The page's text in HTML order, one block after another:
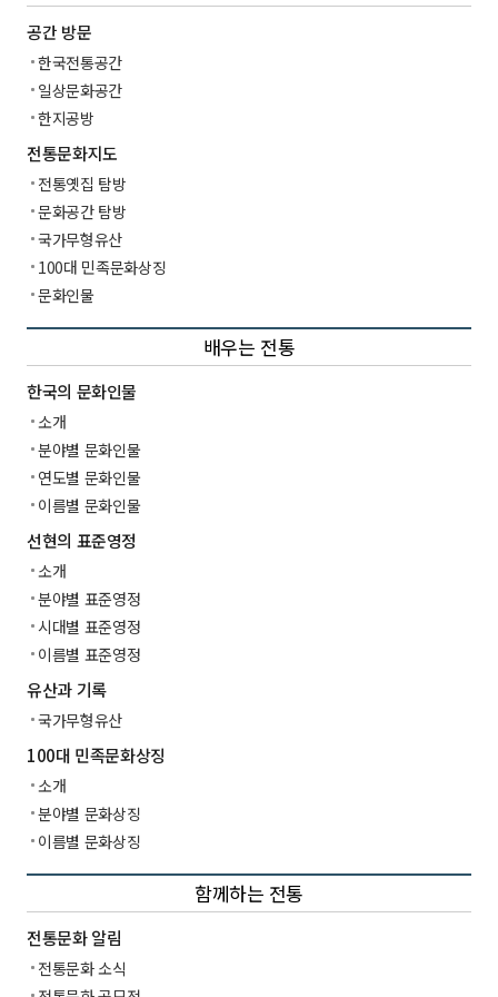
공간 방문
한국전통공간
일상문화공간
한지공방
전통문화지도
전통옛집 탐방
문화공간 탐방
국가무형유산
100대 민족문화상징
문화인물
배우는 전통
한국의 문화인물
소개
분야별 문화인물
연도별 문화인물
이름별 문화인물
선현의 표준영정
소개
분야별 표준영정
시대별 표준영정
이름별 표준영정
유산과 기록
국가무형유산
100대 민족문화상징
소개
분야별 문화상징
이름별 문화상징
함께하는 전통
전통문화 알림
전통문화 소식